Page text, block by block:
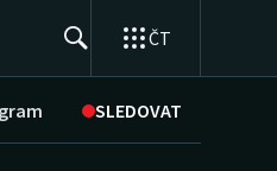
ČT
SLEDOVAT